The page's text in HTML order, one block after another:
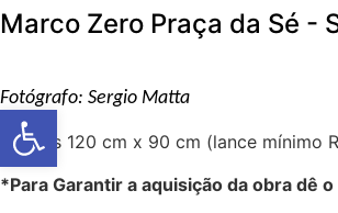
Marco Zero Praça da Sé -
Fotógrafo: Sergio Matta
Canvas 120 cm x 90 cm (lance mínimo
*Para Garantir a aquisição da obra dê
Barra de Ferramentas Aberta